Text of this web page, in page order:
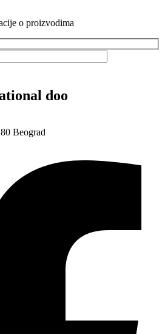
o proizvodima
doo
Beograd